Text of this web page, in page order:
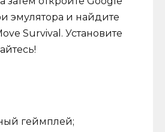
эмулятора и найдите
Survival. Установите
геймплей;